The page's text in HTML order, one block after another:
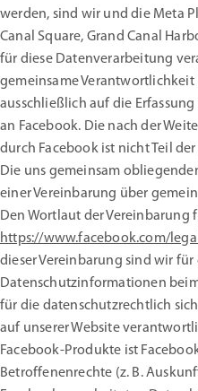
werden, sind wir und die Meta
Canal Square, Grand Canal
für diese Datenverarbeitung
gemeinsame Verantwortlichkeit
ausschließlich auf die
an Facebook. Die nach der
durch Facebook ist nicht Teil
Die uns gemeinsam
einer Vereinbarung über
Den Wortlaut der Vereinbarung
https://www.facebook.com/
dieser Vereinbarung sind wir
Datenschutzinformationen
für die datenschutzrechtlich
auf unserer Website
Facebook-Produkte ist
Betroffenenrechte (z. B.